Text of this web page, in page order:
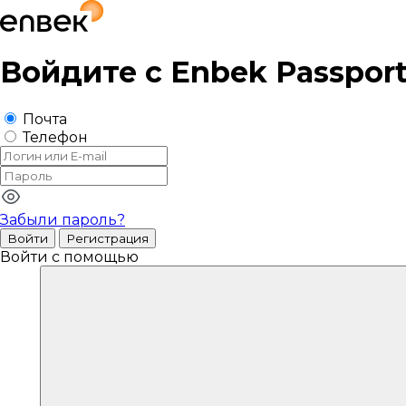
Войдите с Enbek
Почта
Телефон
Забыли пароль?
Войти Регистрация
Войти с помощью